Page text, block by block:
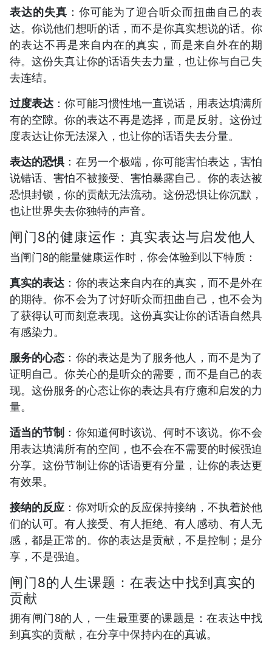
表达的失真 ：你可能为了迎合听众而扭曲自己的表
达。你说他们想听的话，而不是你真实想说的话。你
的表达不再是来自内在的真实，而是来自外在的期
待。这份失真让你的话语失去力量，也让你与自己失
去连结。
过度表达 ：你可能习惯性地一直说话，用表达填满所
有的空隙。你的表达不再是选择，而是反射。这份过
度表达让你无法深入，也让你的话语失去分量。
表达的恐惧：在另一个极端，你可能害怕表达，害怕
说错话、害怕不被接受、害怕暴露自己。你的表达被
恐惧封锁，你的贡献无法流动。这份恐惧让你沉默，
也让世界失去你独特的声音。
闸门8的健康运作：真实表达与启发他人
当闸门8的能量健康运作时，你会体验到以下特质：
真实的表达 ：你的表达来自内在的真实，而不是外在
的期待。你不会为了讨好听众而扭曲自己，也不会为
了获得认可而刻意表现。这份真实让你的话语自然具
有感染力。
服务的心态 ：你的表达是为了服务他人，而不是为了
证明自己。你关心的是听众的需要，而不是自己的表
现。这份服务的心态让你的表达具有疗癒和启发的力
量。
适当的节制 ：你知道何时该说、何时不该说。你不会
用表达填满所有的空间，也不会在不需要的时候强迫
分享。这份节制让你的话语更有分量，让你的表达更
有效果。
接纳的反应 ：你对听众的反应保持接纳，不执着於他
们的认可。有人接受、有人拒绝、有人感动、有人无
感，都是正常的。你的表达是贡献，不是控制；是分
享，不是强迫。
闸门8的人生课题：在表达中找到真实的
贡献
拥有闸门8的人，一生最重要的课题是：在表达中找
到真实的贡献，在分享中保持内在的真诚。